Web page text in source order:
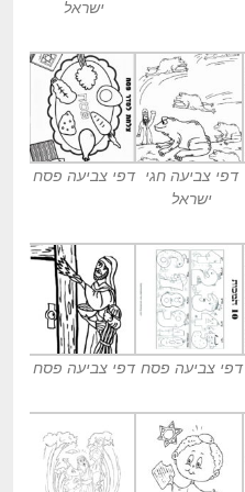
ישראל
דפי צביעה חגי
ישראל
דפי צביעה פסח
דפי צביעה פסח דפי צביעה פסח